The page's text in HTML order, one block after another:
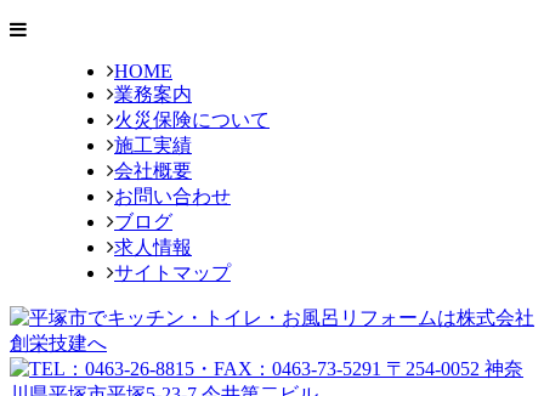
HOME
業務案内
火災保険について
施工実績
会社概要
お問い合わせ
ブログ
求人情報
サイトマップ